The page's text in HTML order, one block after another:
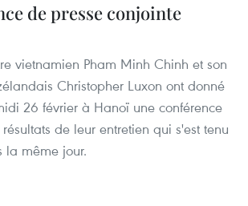
de presse conjointe
vietnamien Pham Minh Chinh et son
Christopher Luxon ont donné
26 février à Hanoï une conférence
de leur entretien qui s'est tenu
même jour.